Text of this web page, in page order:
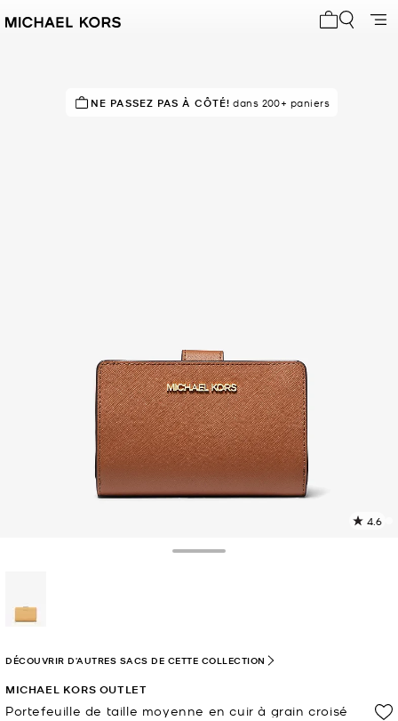
À SUCCÈS!Classé 5 étoiles par 84 % des clients
NE PASSEZ PAS À CÔTÉ! dans 200+ paniers
4.6
MICHAEL KORS OUTLET
Portefeuille de taille moyenne en cuir à grain croisé
DÉCOUVRIR D'AUTRES SACS DE CETTE COLLECTION